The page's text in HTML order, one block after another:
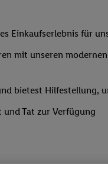
Einkaufserlebnis für
mit unseren
bietest Hilfestellung,
Tat zur Verfügung